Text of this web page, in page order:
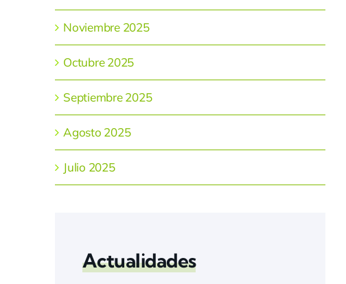
Noviembre 2025
Octubre 2025
Septiembre 2025
Agosto 2025
Julio 2025
Actualidades